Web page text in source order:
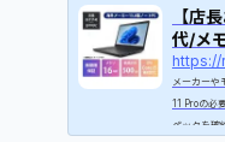
【店
代/メ
メーカーや
11 Proの必
ペックを確